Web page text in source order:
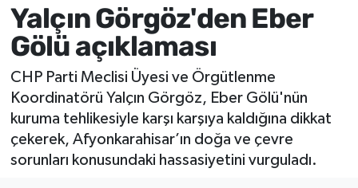
Yalçın Görgöz'den Eber
Gölü açıklaması
CHP Parti Meclisi Üyesi ve Örgütlenme
Koordinatörü Yalçın Görgöz, Eber Gölü'nün
kuruma tehlikesiyle karşı karşıya kaldığına dikkat
çekerek, Afyonkarahisar’ın doğa ve çevre
sorunları konusundaki hassasiyetini vurguladı.
Sağlık
Eğitim
Sivil Toplum
Ekonomi